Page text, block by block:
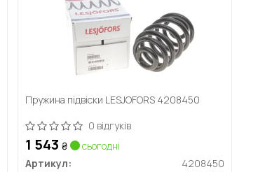
Пружина підвіски LESJOFORS 4208450
0 відгуків
1 543₴
сьогодні
Артикул:
4208450